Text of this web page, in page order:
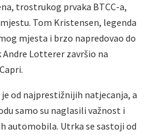
trostrukog prvaka BTCC-a,
Tom Kristensen, legenda
mjesta i brzo napredovao do
Lotterer završio na
od najprestižnijih natjecanja, a
samo su naglasili važnost i
automobila. Utrka se sastoji od